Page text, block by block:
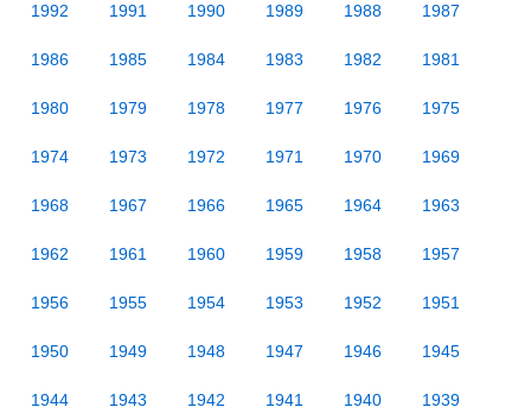
1992 1991 1990 1989 1988 1987
1986 1985 1984 1983 1982 1981
1980 1979 1978 1977 1976 1975
1974 1973 1972 1971 1970 1969
1968 1967 1966 1965 1964 1963
1962 1961 1960 1959 1958 1957
1956 1955 1954 1953 1952 1951
1950 1949 1948 1947 1946 1945
1944 1943 1942 1941 1940 1939